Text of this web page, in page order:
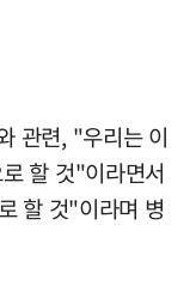
관련, "우리는 이
할 것"이라면서
할 것"이라며 병